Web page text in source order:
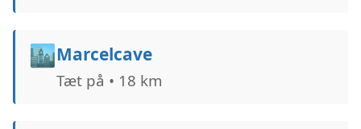
🏙️Marcelcave
Tæt på • 18 km